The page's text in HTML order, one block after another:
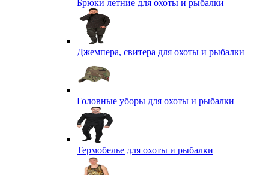
Брюки летние для охоты и рыбалки
Джемпера, свитера для охоты и рыбалки
Головные уборы для охоты и рыбалки
Термобелье для охоты и рыбалки